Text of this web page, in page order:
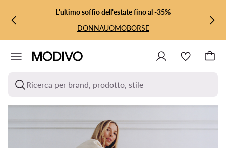
VAI AL CONTENUTO PRINCIPALE
VAI ALLA RICERCAL'ultimo soffio dell'estate fino al -35%
DONNAUOMOBORSE
Ricerca per brand, prodotto, stile